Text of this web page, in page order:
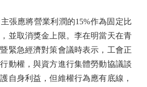
應將營業利潤的15%作為固定比
並取消獎金上限。李在明當天在青
緊急經濟對策會議時表示，工會正
動權，與資方進行集體勞動協議談
自身利益，但維權行為應有底線，